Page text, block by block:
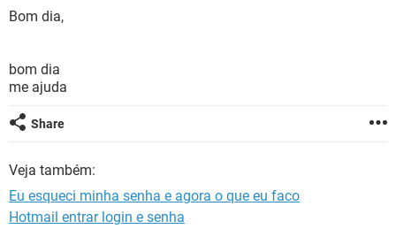
GUIA DE COMPRAS
GUIA DE COMPRAS
CELULAR
INSTAGRAM
Bom dia,
bom dia
me ajuda
Share
Veja também:
Eu esqueci minha senha e agora o que eu faco
Hotmail entrar login e senha